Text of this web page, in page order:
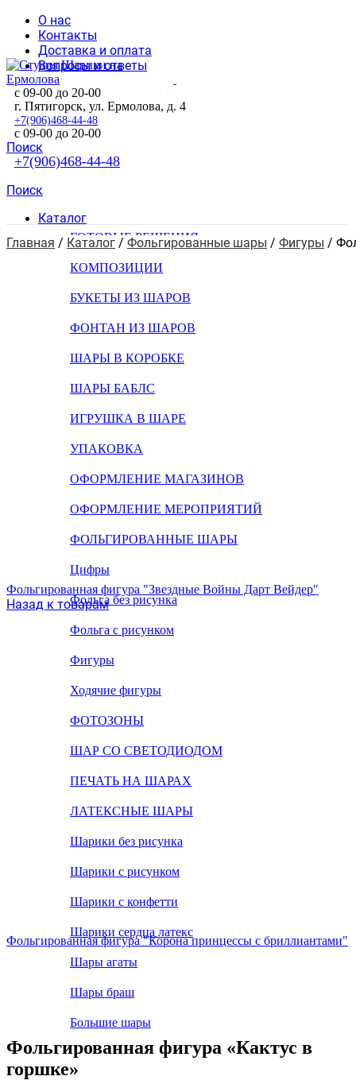
О нас
Контакты
Доставка и оплата
Вопросы и ответы
с 09-00 до 20-00
+7(906)468-44-48
Поиск
г. Пятигорск, ул. Ермолова, д. 4
с 09-00 до 20-00
+7(906)468-44-48
Поиск
Каталог
ГОТОВЫЕ РЕШЕНИЯ
КОМПОЗИЦИИ
БУКЕТЫ ИЗ ШАРОВ
ФОНТАН ИЗ ШАРОВ
ШАРЫ В КОРОБКЕ
ШАРЫ БАБЛС
ИГРУШКА В ШАРЕ
УПАКОВКА
ОФОРМЛЕНИЕ МАГАЗИНОВ
ОФОРМЛЕНИЕ МЕРОПРИЯТИЙ
ФОЛЬГИРОВАННЫЕ ШАРЫ
Цифры
Фольга без рисунка
Фольга с рисунком
Фигуры
Ходячие фигуры
ФОТОЗОНЫ
ШАР СО СВЕТОДИОДОМ
ПЕЧАТЬ НА ШАРАХ
ЛАТЕКСНЫЕ ШАРЫ
Шарики без рисунка
Шарики с рисунком
Шарики с конфетти
Шарики сердца латекс
Шары агаты
Шары браш
Большие шары
Главная / Каталог / Фольгированные шары / Фигуры /
Фольгированная фигура "Звездные Войны Дарт Вейдер"
Назад к товарам
Фольгированная фигура "Корона принцессы с бриллиантами"
Фольгированная фигура «Кактус в
горшке»